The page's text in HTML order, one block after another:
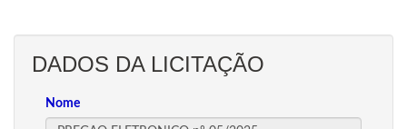
DADOS DA LICITAÇÃO
Nome